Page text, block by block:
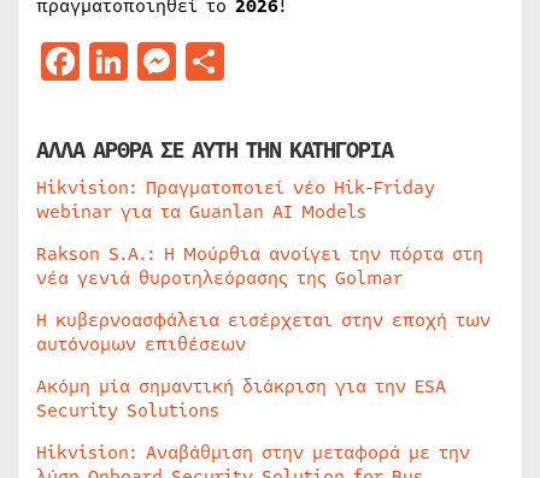
πραγματοποιηθεί το 2026!
Facebook
LinkedIn
Messenger
ΑΛΛΑ ΑΡΘΡΑ ΣΕ ΑΥΤΗ ΤΗΝ ΚΑΤΗΓΟΡΙΑ
Hikvision: Πραγματοποιεί νέο Hik-Friday
webinar για τα Guanlan AI Models
Rakson S.A.: Η Μούρθια ανοίγει την πόρτα στη
νέα γενιά θυροτηλεόρασης της Golmar
Η κυβερνοασφάλεια εισέρχεται στην εποχή των
αυτόνομων επιθέσεων
Ακόμη μία σημαντική διάκριση για την ESA
Security Solutions
Hikvision: Αναβάθμιση στην μεταφορά με την